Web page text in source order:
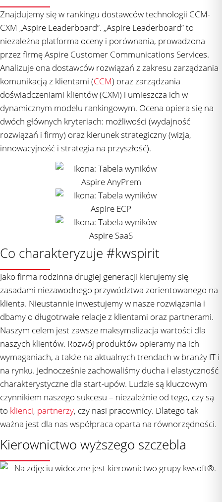
Znajdujemy się w rankingu dostawców technologii CCM-
CXM „Aspire Leaderboard”. „Aspire Leaderboard” to
niezależna platforma oceny i porównania, prowadzona
przez firmę Aspire Customer Communications Services.
Analizuje ona dostawców rozwiązań z zakresu zarządzania
komunikacją z klientami (CCM) oraz zarządzania
doświadczeniami klientów (CXM) i umieszcza ich w
dynamicznym modelu rankingowym. Ocena opiera się na
dwóch głównych kryteriach: możliwości (wydajność
rozwiązań i firmy) oraz kierunek strategiczny (wizja,
innowacyjność i strategia na przyszłość).
Co charakteryzuje #kwspirit
Jako firma rodzinna drugiej generacji kierujemy się
zasadami niezawodnego przywództwa zorientowanego na
klienta. Nieustannie inwestujemy w nasze rozwiązania i
dbamy o długotrwałe relacje z klientami oraz partnerami.
Naszym celem jest zawsze maksymalizacja wartości dla
naszych klientów. Rozwój produktów opieramy na ich
wymaganiach, a także na aktualnych trendach w branży IT i
na rynku. Jednocześnie zachowaliśmy ducha i elastyczność
charakterystyczne dla start-upów. Ludzie są kluczowym
czynnikiem naszego sukcesu – niezależnie od tego, czy są
to klienci, partnerzy, czy nasi pracownicy. Dlatego tak
ważna jest dla nas współpraca oparta na równorzędności.
Kierownictwo wyższego szczebla